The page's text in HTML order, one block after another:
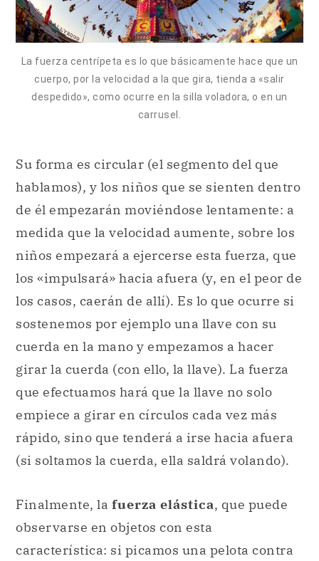
La fuerza centrípeta es lo que básicamente hace que un
cuerpo, por la velocidad a la que gira, tienda a «salir
despedido», como ocurre en la silla voladora, o en un
carrusel.
Su forma es circular (el segmento del que
hablamos), y los niños que se sienten dentro
de él empezarán moviéndose lentamente: a
medida que la velocidad aumente, sobre los
niños empezará a ejercerse esta fuerza, que
los «impulsará» hacia afuera (y, en el peor de
los casos, caerán de allí). Es lo que ocurre si
sostenemos por ejemplo una llave con su
cuerda en la mano y empezamos a hacer
girar la cuerda (con ello, la llave). La fuerza
que efectuamos hará que la llave no solo
empiece a girar en círculos cada vez más
rápido, sino que tenderá a irse hacia afuera
(si soltamos la cuerda, ella saldrá volando).
Finalmente, la fuerza elástica, que puede
observarse en objetos con esta
característica: si picamos una pelota contra